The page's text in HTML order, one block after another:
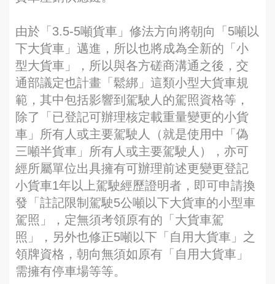
由於「3.5-5噸貨車」修法方向將朝向「5噸以
下大貨車」邁進，所以也將成為全新的「小
型大貨車」，所以與各方磋商溝通之後，交
通部議定也計畫「鬆綁」這類小型大貨車規
範，其中包括影響到駕駛人的駕照資格等，
除了「已登記可辦理核定載重量變更的小貨
車」所有人或主要駕駛人（就是使用中「偽
三噸半貨車」所有人或主要駕駛人），亦可
經所屬單位出具擁有可辦理前述更變更登記
小貨車1年以上駕駛經歷證明者，即可申請換
發「註記限制駕駛5公噸以下大貨車的小型車
駕照」，定無須考領原有的「大貨車駕
照」，另外也修正5噸以下「自用大貨車」之
領牌資格，朝向無須如原有「自用大貨車」
需擁有停車場等等。